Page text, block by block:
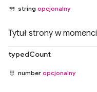
string opcjonalny
Tytuł strony w
typedCount
number opcjonalny